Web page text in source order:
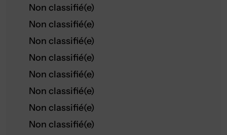
Non classifié(e)
Non classifié(e)
Non classifié(e)
Non classifié(e)
Non classifié(e)
Non classifié(e)
Non classifié(e)
Non classifié(e)